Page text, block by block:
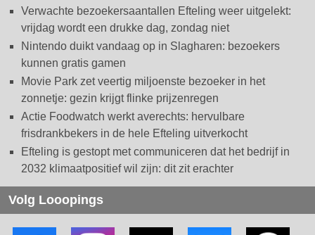
Verwachte bezoekersaantallen Efteling weer uitgelekt:
vrijdag wordt een drukke dag, zondag niet
Nintendo duikt vandaag op in Slagharen: bezoekers
kunnen gratis gamen
Movie Park zet veertig miljoenste bezoeker in het
zonnetje: gezin krijgt flinke prijzenregen
Actie Foodwatch werkt averechts: hervulbare
frisdrankbekers in de hele Efteling uitverkocht
Efteling is gestopt met communiceren dat het bedrijf in
2032 klimaatpositief wil zijn: dit zit erachter
Volg Looopings